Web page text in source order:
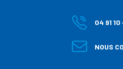
04 91
NOUS